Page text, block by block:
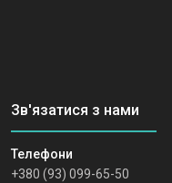
+380 (93) 099-65-50